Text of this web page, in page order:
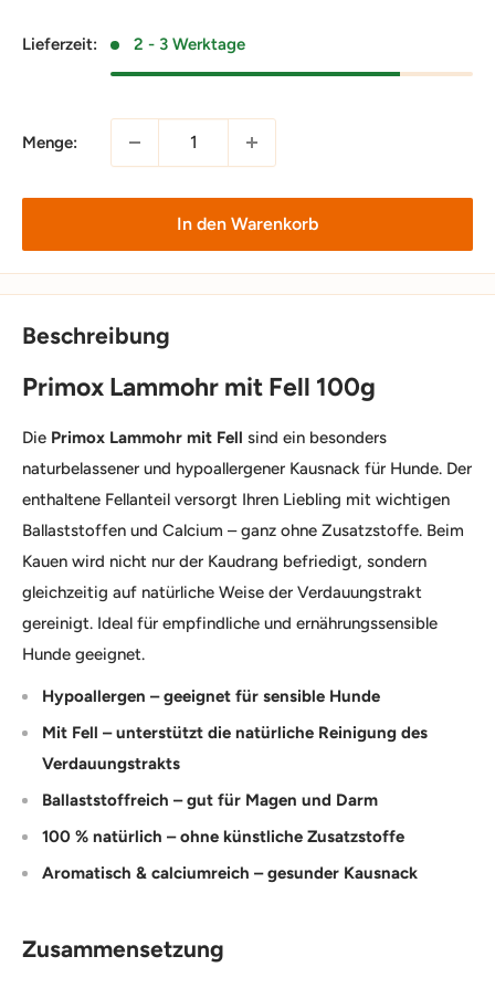
Lieferzeit: 2 - 3 Werktage
Menge:
In den Warenkorb
Beschreibung
Primox Lammohr mit Fell 100g
Die Primox Lammohr mit Fell sind ein besonders
naturbelassener und hypoallergener Kausnack für Hunde. Der
enthaltene Fellanteil versorgt Ihren Liebling mit wichtigen
Ballaststoffen und Calcium – ganz ohne Zusatzstoffe. Beim
Kauen wird nicht nur der Kaudrang befriedigt, sondern
gleichzeitig auf natürliche Weise der Verdauungstrakt
gereinigt. Ideal für empfindliche und ernährungssensible
Hunde geeignet.
Hypoallergen – geeignet für sensible Hunde
Mit Fell – unterstützt die natürliche Reinigung des
Verdauungstrakts
Ballaststoffreich – gut für Magen und Darm
100 % natürlich – ohne künstliche Zusatzstoffe
Aromatisch & calciumreich – gesunder Kausnack
Zusammensetzung